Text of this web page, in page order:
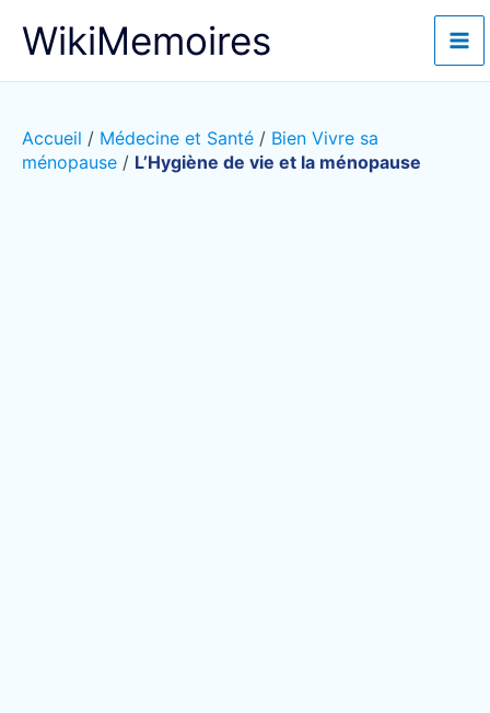
WikiMemoires
Accueil / Médecine et Santé / Bien Vivre sa
ménopause / L’Hygiène de vie et la ménopause